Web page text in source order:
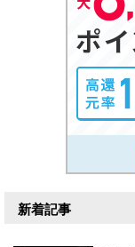
新着記事